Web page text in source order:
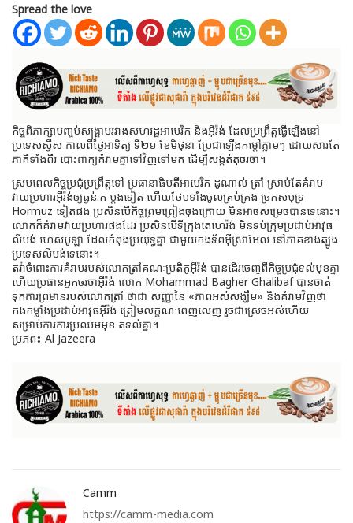
Spread the love
កិច្ចពិភាក្សាបញ្ចប់សង្គ្រាមរវាងសហរដ្ឋអាមេរិក និងអ៊ីរ៉ង់ ដែលប្រព្រឹត្តធ្វើឡើងនៅ
ប្រទេសស្វីស កាលពីថ្ងៃអាទិត្យ ទី២១ ខែមិថុនា ប្រែជាឡើងកម្តៅភ្លាមៗ ដោយសារតែ
ភាគីទាំងពីរ បោះពាក្យគំរាមគ្នាទៅវិញទៅមក ដើម្បីសង្កត់តុចរចា។
ស្របពេលកិច្ចប្រជុំប្រព្រឹត្តទៅ ប្រធានាធិបតីអាមេរិក ដូណាល់ ត្រាំ ស្រាប់តែគំរាម
វាយប្រហារអ៊ីរ៉ង់ឲ្យធ្ងន់.ក ម្តងទៀត ហើយថែមទាំងចូលគ្រប់គ្រង ច្រកសមុទ្រ
Hormuz ទៀតផង ប្រសិនបើកិច្ចព្រមព្រៀងចុងក្រោយ មិនអាចសម្រេចបានទេនោះ។
លោកក៏គំរាមវាយប្រហារផងដែរ ប្រសិនបើទីក្រុងតេហេរ៉ង់ មិនទប់ក្រុមប្រដាប់អាវុធ
លីបង់ ហេសបូឡា ដែលកំពុងប្រយុទ្ធគ្នា ជាមួយកងទ័ពអ៊ីស្រាអែល នៅភាគខាងត្បូង
ប្រទេសលីបង់ទេនោះ។
តវ៉ាចំពោះការគំរាមរបស់លោកត្រាំគណៈប្រតិភូអ៊ីរ៉ង់ បានដើរចេញពីកិច្ចប្រជុំទល់មុខគ្នា
ហើយប្រធានអ្នកចរចាអ៊ីរ៉ង់ លោក Mohammad Bagher Ghalibaf បានចាត់
ទុកការព្រមានរបស់លោកត្រាំ ថាជា សញ្ញានៃ «ភាពអស់សង្ឃឹម» និងគំរាមវិញថា
កងកម្លាំងប្រដាប់អាវុធអ៊ីរ៉ង់ ត្រៀមលក្ខណៈពេញលេញ រួចជាស្រេចអស់ហើយ
សម្រាប់ការការប្រឈមមុខ តទល់គ្នា។
ប្រភព៖ Al Jazeera
Camm
https://camm-media.com